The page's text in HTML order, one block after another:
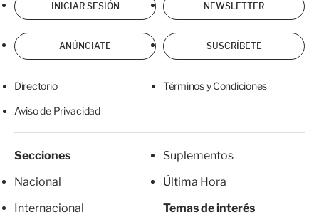
INICIAR SESIÓN NEWSLETTER
ANÚNCIATE SUSCRÍBETE
Directorio Términos y Condiciones
Aviso de Privacidad
Secciones
Nacional
Internacional
Suplementos
Última Hora
Temas de interés